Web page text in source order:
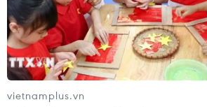
Xem thêm
vietnamplus.vn